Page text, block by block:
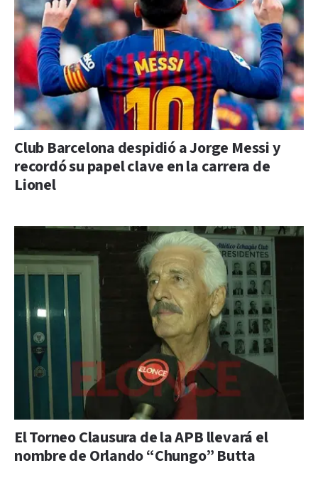
Club Barcelona despidió a Jorge Messi y
recordó su papel clave en la carrera de
Lionel
El Torneo Clausura de la APB llevará el
nombre de Orlando “Chungo” Butta